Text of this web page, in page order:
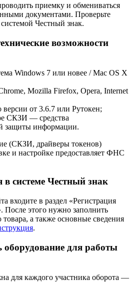
приемку и обмениваться
документами. Проверьте
Честный знак.
возможности
Windows 7 или новее / Mac OS X
Mozilla Firefox, Opera, Internet
от 3.6.7 или Рутокен;
СКЗИ — средства
защиты информации.
(СКЗИ, драйверы токенов)
и настройке предоставляет ФНС
системе Честный знак
входите в раздел «Регистрация
После этого нужно заполнить
товара, а также основные сведения
.
для работы
для каждого участника оборота —